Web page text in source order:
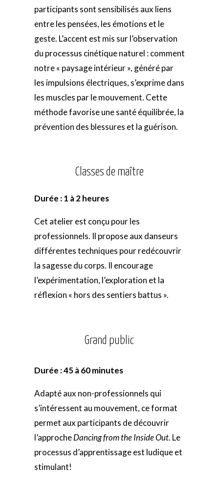
participants sont sensibilisés aux liens
entre les pensées, les émotions et le
geste. L’accent est mis sur l’observation
du processus cinétique naturel : comment
notre « paysage intérieur », généré par
les impulsions électriques, s’exprime dans
les muscles par le mouvement. Cette
méthode favorise une santé équilibrée, la
prévention des blessures et la guérison.
Classes de maître
Durée : 1 à 2 heures
Cet atelier est conçu pour les
professionnels. Il propose aux danseurs
différentes techniques pour redécouvrir
la sagesse du corps. Il encourage
l’expérimentation, l’exploration et la
réflexion « hors des sentiers battus ».
Grand public
Durée : 45 à 60 minutes
Adapté aux non-professionnels qui
s’intéressent au mouvement, ce format
permet aux participants de découvrir
l’approcheDancing from the Inside Out. Le
processus d’apprentissage est ludique et
stimulant!